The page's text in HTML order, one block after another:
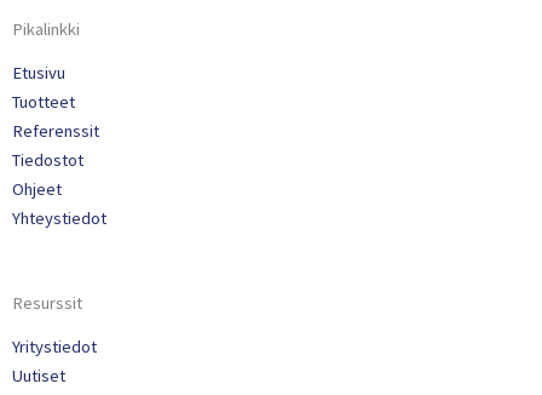
Pikalinkki
Etusivu
Tuotteet
Referenssit
Tiedostot
Ohjeet
Yhteystiedot
Resurssit
Yritystiedot
Uutiset